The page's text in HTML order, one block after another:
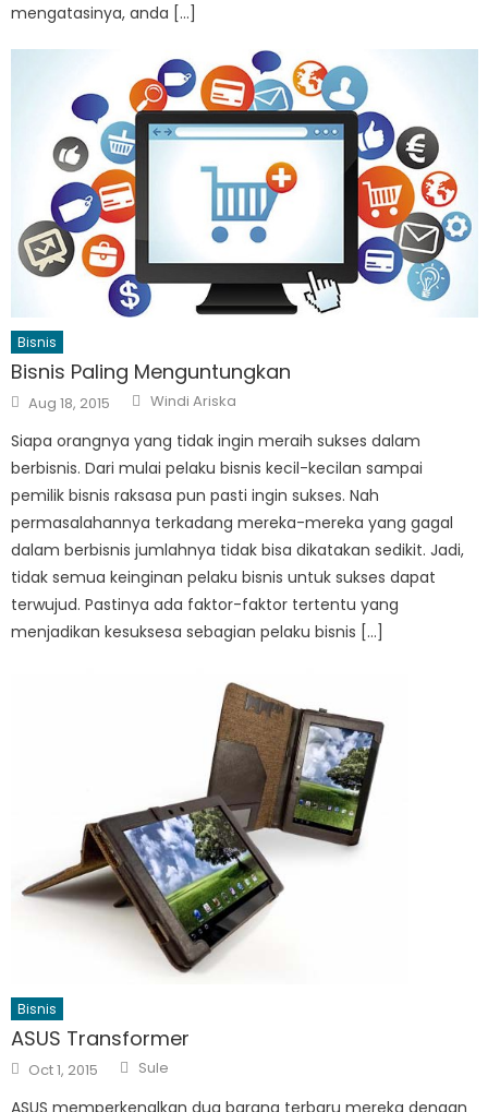
mengatasinya, anda […]
Bisnis
Bisnis Paling Menguntungkan
Posted
on
Aug 18, 2015 Author
Windi Ariska
Siapa orangnya yang tidak ingin meraih sukses dalam
berbisnis. Dari mulai pelaku bisnis kecil-kecilan sampai
pemilik bisnis raksasa pun pasti ingin sukses. Nah
permasalahannya terkadang mereka-mereka yang gagal
dalam berbisnis jumlahnya tidak bisa dikatakan sedikit. Jadi,
tidak semua keinginan pelaku bisnis untuk sukses dapat
terwujud. Pastinya ada faktor-faktor tertentu yang
menjadikan kesuksesa sebagian pelaku bisnis […]
Bisnis
ASUS Transformer
Posted
on
Oct 1, 2015 Author
Sule
ASUS memperkenalkan dua barang terbaru mereka dengan